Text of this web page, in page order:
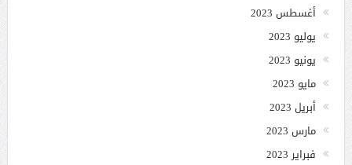
أغسطس 2023
يوليو 2023
يونيو 2023
مايو 2023
أبريل 2023
مارس 2023
فبراير 2023